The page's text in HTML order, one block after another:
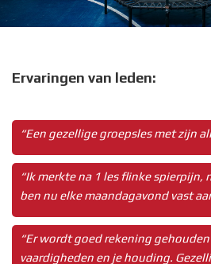
Ervaringen van leden:
“Een gezellige groepsles met zijn
“Ik merkte na 1 les flinke spierpijn,
ben nu elke maandagavond vast
“Er wordt goed rekening
vaardigheden en je houding.